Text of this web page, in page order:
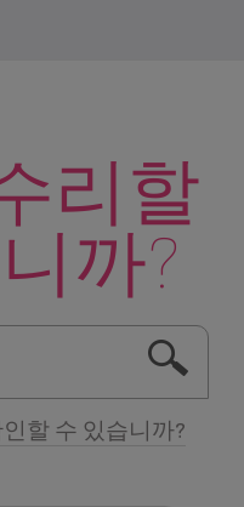
약속합니다.
리할
까?
할 수 있습니까?